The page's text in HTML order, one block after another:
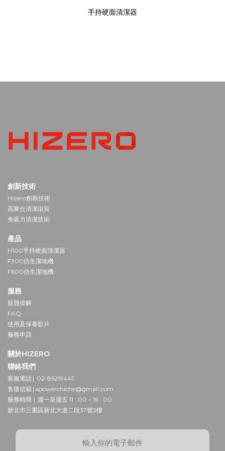
手持硬面清潔器
創新技術
Hizero創新技術
高聚合清潔滾筒
免吸力清潔技術
產品
H100手持硬面清潔器
F300仿生潔地機
F600仿生潔地機
服務
疑難排解
FAQ
使用及保養影片
服務申請
關於HIZERO
聯絡我們
客服電話 | 02-85219445
售後信箱 | xpowerchiche@gmail.com
服務時間 | 週一至週五 11 : 00 – 19 : 00
新北市三重區新北大道二段37號2樓